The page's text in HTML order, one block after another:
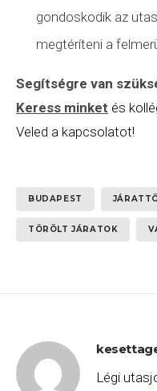
gondoskodik az
megtéríteni a
Segítségre van
Keress minket és
Veled a kapcsolatot!
BUDAPEST
TÖRÖLT JÁRATOK
Légi